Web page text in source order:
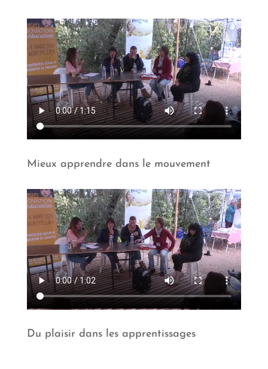
Mieux apprendre dans le mouvement
Du plaisir dans les apprentissages